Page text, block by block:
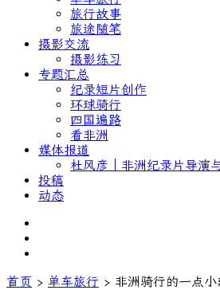
旅行故事
旅途随笔
摄影交流
摄影练习
专题汇总
纪录短片创作
环球骑行
四国遍路
看非洲
媒体报道
杜风彦｜非洲纪录片导演
投稿
动态
首页 › 单车旅行 › 非洲骑行的一点小